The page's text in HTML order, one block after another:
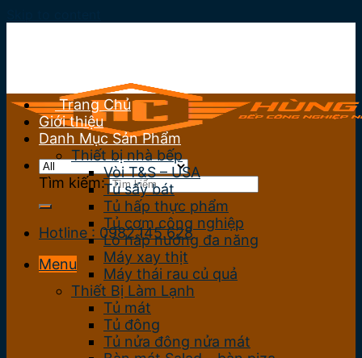
Tìm kiếm:
Hotline : 0982.145.628
Menu
Trang Chủ
Giới thiệu
Danh Mục Sản Phẩm
Thiết bị nhà bếp
Vòi T&S – USA
Tủ sấy bát
Tủ hấp thực phẩm
Tủ cơm công nghiệp
Lò hấp nướng đa năng
Máy xay thịt
Máy thái rau củ quả
Thiết Bị Làm Lạnh
Tủ mát
Tủ đông
Tủ nửa đông nửa mát